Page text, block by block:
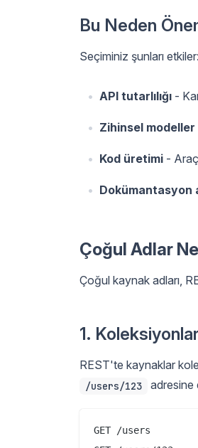
Bu Neden
Seçiminiz şunları etkiler:
API tutarlılığı -
Zihinsel modeller
Kod üretimi -
Dokümantasyon
Çoğul Adlar
Çoğul kaynak adları,
1.
REST'te kaynaklar
/users/123 adresine
GET /users